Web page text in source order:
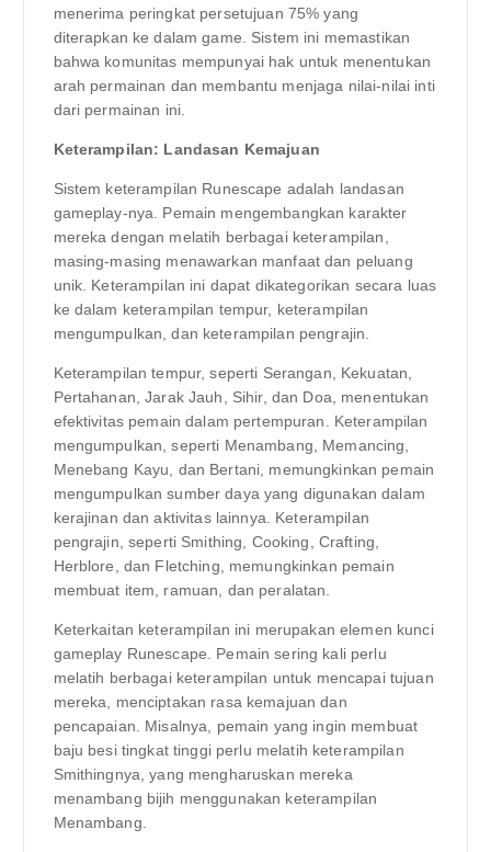
menerima peringkat persetujuan 75% yang
diterapkan ke dalam game. Sistem ini memastikan
bahwa komunitas mempunyai hak untuk menentukan
arah permainan dan membantu menjaga nilai-nilai inti
dari permainan ini.
Keterampilan: Landasan Kemajuan
Sistem keterampilan Runescape adalah landasan
gameplay-nya. Pemain mengembangkan karakter
mereka dengan melatih berbagai keterampilan,
masing-masing menawarkan manfaat dan peluang
unik. Keterampilan ini dapat dikategorikan secara luas
ke dalam keterampilan tempur, keterampilan
mengumpulkan, dan keterampilan pengrajin.
Keterampilan tempur, seperti Serangan, Kekuatan,
Pertahanan, Jarak Jauh, Sihir, dan Doa, menentukan
efektivitas pemain dalam pertempuran. Keterampilan
mengumpulkan, seperti Menambang, Memancing,
Menebang Kayu, dan Bertani, memungkinkan pemain
mengumpulkan sumber daya yang digunakan dalam
kerajinan dan aktivitas lainnya. Keterampilan
pengrajin, seperti Smithing, Cooking, Crafting,
Herblore, dan Fletching, memungkinkan pemain
membuat item, ramuan, dan peralatan.
Keterkaitan keterampilan ini merupakan elemen kunci
gameplay Runescape. Pemain sering kali perlu
melatih berbagai keterampilan untuk mencapai tujuan
mereka, menciptakan rasa kemajuan dan
pencapaian. Misalnya, pemain yang ingin membuat
baju besi tingkat tinggi perlu melatih keterampilan
Smithingnya, yang mengharuskan mereka
menambang bijih menggunakan keterampilan
Menambang.